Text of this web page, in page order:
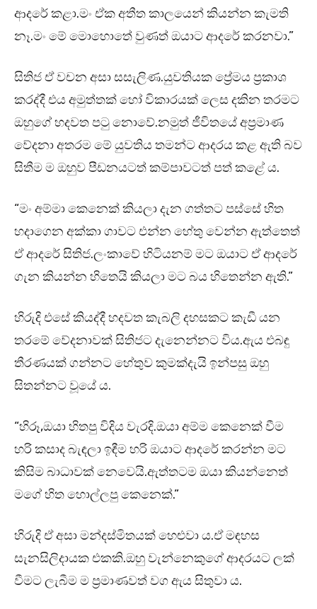
ආදරේ කළා.මං ඒක අතීත කාලයෙන් කියන්න කැමති
නෑ.මං මේ මොහොතේ වුණත් ඔයාට ආදරේ කරනවා.”
සිතිජ ඒ වචන අසා සසැලිණ.යුවතියක ප්‍රේමය ප්‍රකාශ
කරද්දී එය අමුත්තක් හෝ විකාරයක් ලෙස දකින තරමට
ඔහුගේ හදවත පටු නොවේ.නමුත් ජීවිතයේ අප්‍රමාණ
වේදනා අතරම මේ යුවතිය තමන්ට ආදරය කළ ඇති බව
සිතීම ම ඔහුව පීඩනයටත් කම්පාවටත් පත් කළේ ය.
“මං අම්මා කෙනෙක් කියලා දැන ගත්තට පස්සේ හිත
හදාගෙන අක්කා ගාවට එන්න හේතු වෙන්න ඇත්තෙත්
ඒ ආදරේ සිතිජ.ලංකාවේ හිටියනම් මට ඔයාට ඒ ආදරේ
ගැන කියන්න හිතෙයි කියලා මට බය හිතෙන්න ඇති.”
හිරුදි එසේ කියද්දී හදවත කැබලි දහසකට කැඩී යන
තරමේ වේදනාවක් සිතිජට දැනෙන්නට විය.ඇය එබඳු
තීරණයක් ගන්නට හේතුව කුමක්දැයි ඉන්පසු ඔහු
සිතන්නට වූයේ ය.
“හිරූ,ඔයා හිතපු විදිය වැරදි.ඔයා අම්ම කෙනෙක් වීම
හරි කසාද බැඳලා ඉඳීම හරි ඔයාට ආදරේ කරන්න මට
කිසිම බාධාවක් නෙවෙයි.ඇත්තටම ඔයා කියන්නෙත්
මගේ හිත හොල්ලපු කෙනෙක්.”
හිරුදි ඒ අසා මන්දස්මිතයක් හෙළුවා ය.ඒ මඳහස
සැනසිලිදායක එකකි.ඔහු වැන්නෙකුගේ ආදරයට ලක්
වීමට ලැබීම ම ප්‍රමාණවත් වග ඇය සිතුවා ය.